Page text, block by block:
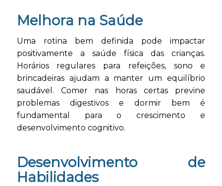
Melhora na Saúde
Uma rotina bem definida pode impactar
positivamente a saúde física das crianças.
Horários regulares para refeições, sono e
brincadeiras ajudam a manter um equilíbrio
saudável. Comer nas horas certas previne
problemas digestivos e dormir bem é
fundamental para o crescimento e
desenvolvimento cognitivo.
Desenvolvimento de
Habilidades